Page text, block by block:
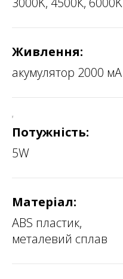
Живлення:
акумулятор 2000 мА
у
Потужність:
5W
Матерiал:
ABS пластик,
металевий сплав